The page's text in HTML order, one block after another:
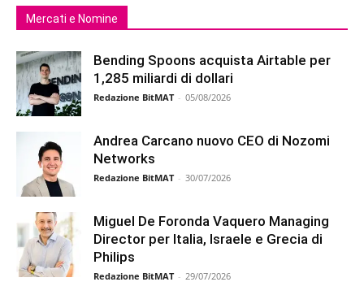
Mercati e Nomine
Bending Spoons acquista Airtable per
1,285 miliardi di dollari
Redazione BitMAT - 05/08/2026
Andrea Carcano nuovo CEO di Nozomi
Networks
Redazione BitMAT - 30/07/2026
Miguel De Foronda Vaquero Managing
Director per Italia, Israele e Grecia di
Philips
Redazione BitMAT - 29/07/2026